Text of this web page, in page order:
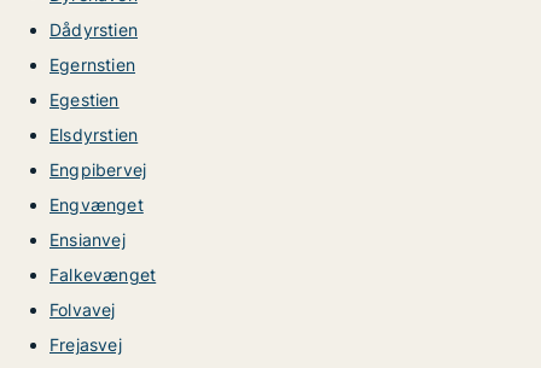
Dådyrstien
Egernstien
Egestien
Elsdyrstien
Engpibervej
Engvænget
Ensianvej
Falkevænget
Folvavej
Frejasvej